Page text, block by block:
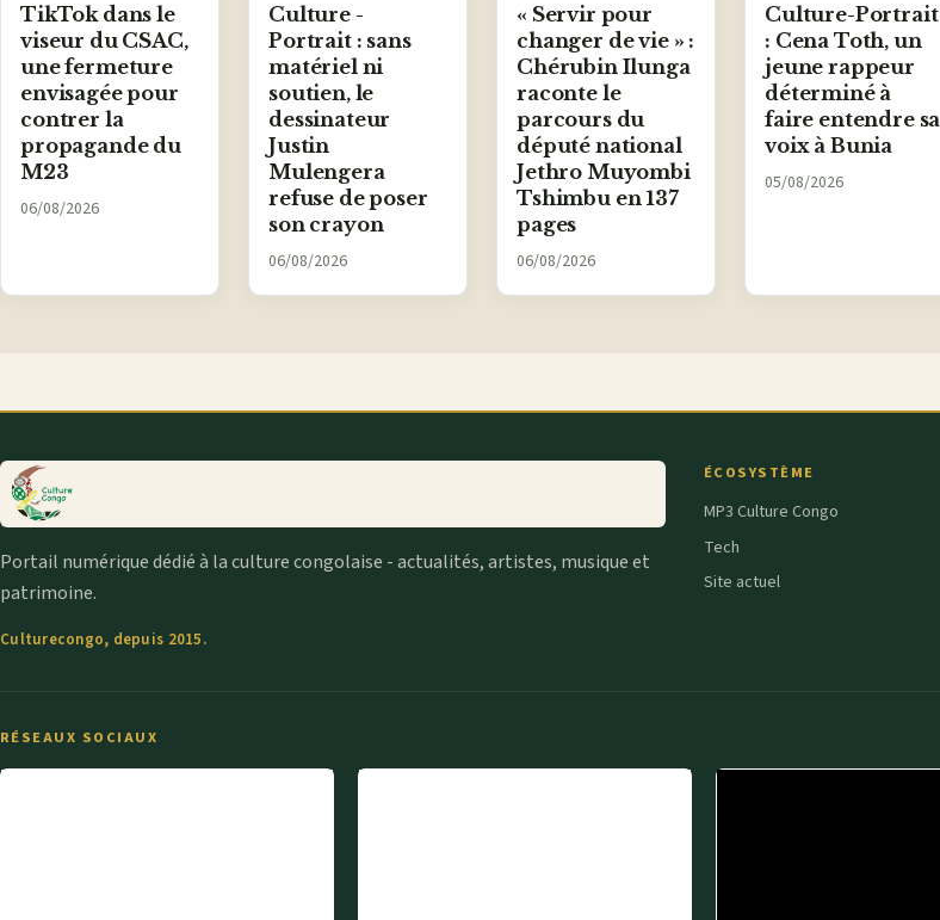
TikTok dans le
viseur du CSAC,
une fermeture
envisagée pour
contrer la
propagande du
M23
06/08/2026
Culture -
Portrait : sans
matériel ni
soutien, le
dessinateur
Justin
Mulengera
refuse de poser
son crayon
06/08/2026
« Servir pour
changer de vie » :
Chérubin Ilunga
raconte le
parcours du
député national
Jethro Muyombi
Tshimbu en 137
pages
06/08/2026
Culture-Portrait
: Cena Toth, un
jeune rappeur
déterminé à
faire entendre sa
voix à Bunia
05/08/2026
Portail numérique dédié à la culture congolaise - actualités, artistes, musique et
patrimoine.
Culturecongo, depuis 2015.
ÉCOSYSTÈME
MP3 Culture Congo
Tech
Site actuel
RÉSEAUX SOCIAUX